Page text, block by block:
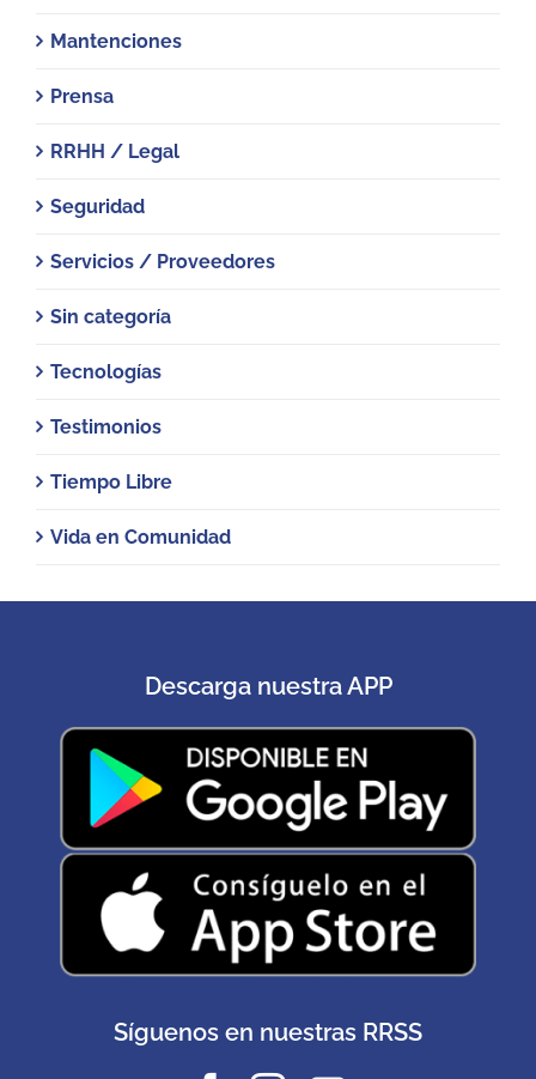
Mantenciones
Prensa
RRHH / Legal
Seguridad
Servicios / Proveedores
Sin categoría
Tecnologías
Testimonios
Tiempo Libre
Vida en Comunidad
Descarga nuestra APP
Síguenos en nuestras RRSS